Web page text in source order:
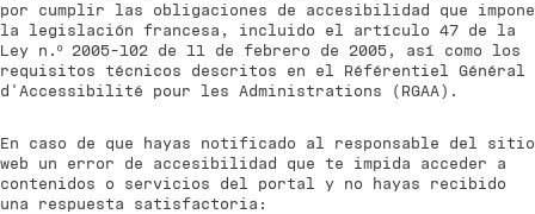
por cumplir las obligaciones de accesibilidad que impone
la legislación francesa, incluido el artículo 47 de la
Ley n.º 2005-102 de 11 de febrero de 2005, así como los
requisitos técnicos descritos en el Référentiel Général
d'Accessibilité pour les Administrations (RGAA).
En caso de que hayas notificado al responsable del sitio
web un error de accesibilidad que te impida acceder a
contenidos o servicios del portal y no hayas recibido
una respuesta satisfactoria: